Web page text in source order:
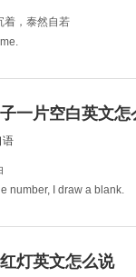
着，泰然自若
as a cucumber.
一片空白英文怎
语
number, I draw a blank.
灯英文怎么说